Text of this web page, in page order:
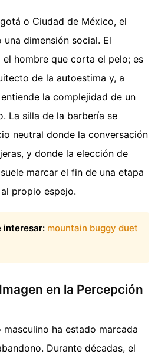
o Ciudad de México, el
dimensión social. El
hombre que corta el pelo; es
de la autoestima y, a
la complejidad de un
La silla de la barbería se
neutral donde la conversación
y donde la elección de
marcar el fin de una etapa
propio espejo.
interesar: mountain buggy duet
en la Percepción
ha estado marcada
Durante décadas, el